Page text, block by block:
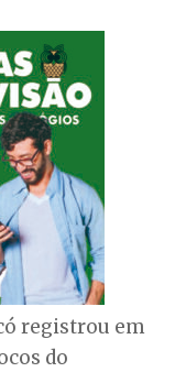
registrou em
do